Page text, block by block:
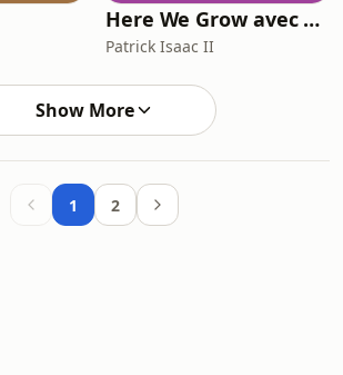
Here We Grow avec Patrick Isaac II
Patrick Isaac II
Show More
1 2